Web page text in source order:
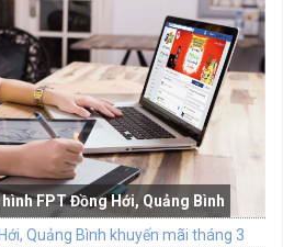
FPT Đồng Hới, Quảng Bình
Quảng Bình khuyến mãi tháng 3